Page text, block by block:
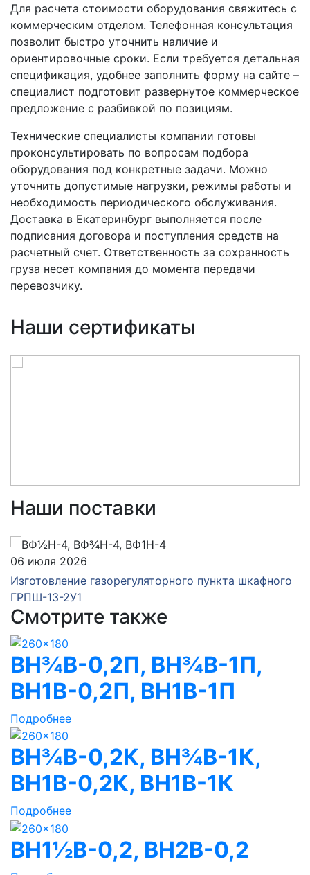
Для расчета стоимости оборудования свяжитесь с
коммерческим отделом. Телефонная консультация
позволит быстро уточнить наличие и
ориентировочные сроки. Если требуется детальная
спецификация, удобнее заполнить форму на сайте –
специалист подготовит развернутое коммерческое
предложение с разбивкой по позициям.
Технические специалисты компании готовы
проконсультировать по вопросам подбора
оборудования под конкретные задачи. Можно
уточнить допустимые нагрузки, режимы работы и
необходимость периодического обслуживания.
Доставка в Екатеринбург выполняется после
подписания договора и поступления средств на
расчетный счет. Ответственность за сохранность
груза несет компания до момента передачи
перевозчику.
Наши сертификаты
Наши поставки
06 июля 2026
Изготовление газорегуляторного пункта шкафного
ГРПШ-13-2У1
Смотрите также
ВН¾В-0,2П, ВН¾В-1П,
ВН1В-0,2П, ВН1В-1П
Подробнее
ВН¾В-0,2К, ВН¾В-1К,
ВН1В-0,2К, ВН1В-1К
Подробнее
ВН1½В-0,2, ВН2В-0,2